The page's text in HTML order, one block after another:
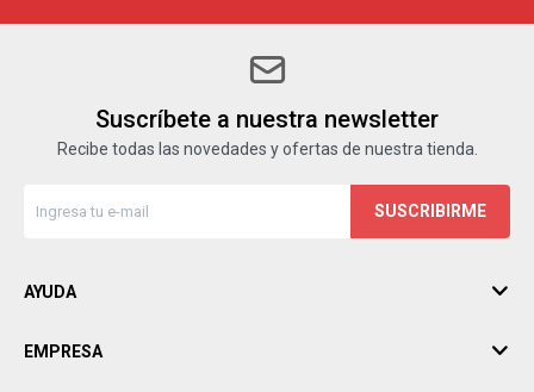
Suscríbete a nuestra newsletter
Recibe todas las novedades y ofertas de nuestra tienda.
SUSCRIBIRME
AYUDA
EMPRESA